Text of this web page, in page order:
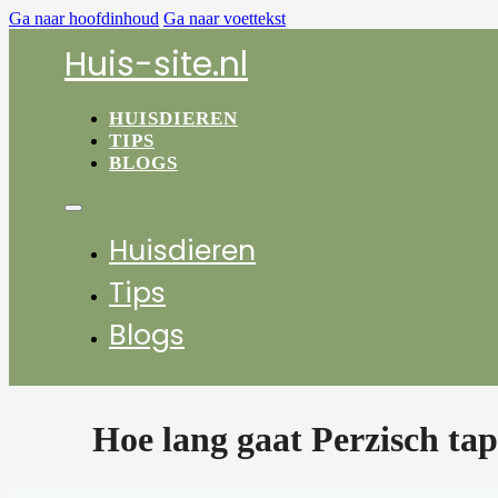
Ga naar hoofdinhoud Ga naar voettekst
Huis-site.nl
HUISDIEREN
TIPS
BLOGS
Huisdieren
Tips
Blogs
Hoe lang gaat Perzisch